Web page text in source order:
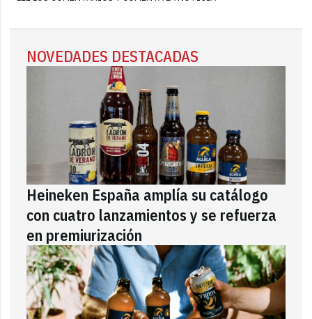
NOVEDADES DESTACADAS
Heineken España amplía su catálogo
con cuatro lanzamientos y se refuerza
en premiurización